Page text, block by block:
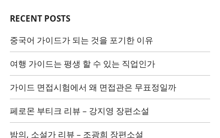
RECENT POSTS
중국어 가이드가 되는 것을 포기한 이유
여행 가이드는 평생 할 수 있는 직업인가
가이드 면접시험에서 왜 면접관은 무표정일까
페로몬 부티크 리뷰 – 강지영 장편소설
밤의, 소설가 리뷰 – 조광희 장편소설